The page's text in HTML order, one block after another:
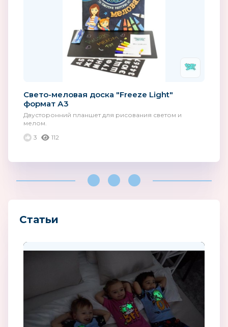
Cвето-меловая доска "Freeze Light"
формат А3
Двусторонний планшет для рисования светом и
мелом.
3
112
Статьи